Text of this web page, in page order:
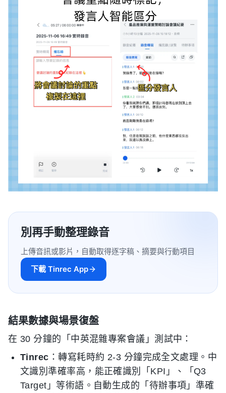
別再手動整理錄音
上傳音訊或影片，自動取得逐字稿、摘要與行動項目
下載 Tinrec App
結果數據與場景復盤
在 30 分鐘的「中英混雜專案會議」測試中：
Tinrec ：轉寫耗時約 2-3 分鐘完成全文處理。中
文識別準確率高，能正確識別「KPI」、「Q3
Target」等術語。自動生成的「待辦事項」準確